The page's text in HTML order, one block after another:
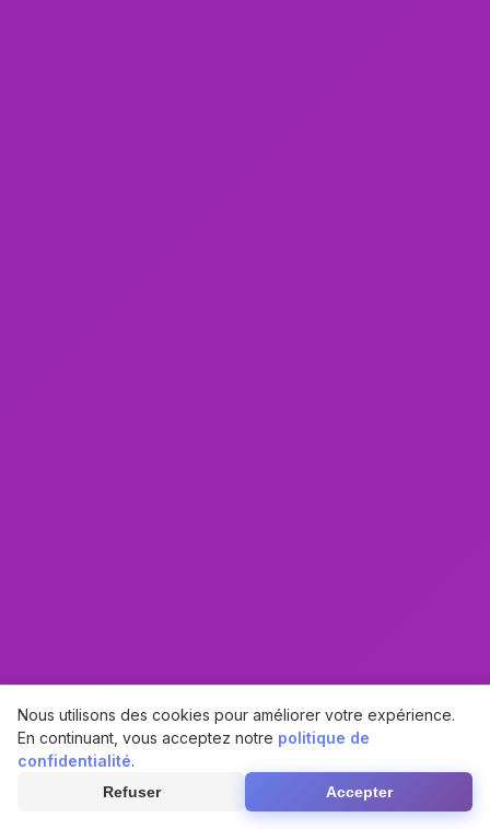
Nous utilisons des cookies pour améliorer votre expérience.
En continuant, vous acceptez notre politique de
confidentialité.
Refuser Accepter